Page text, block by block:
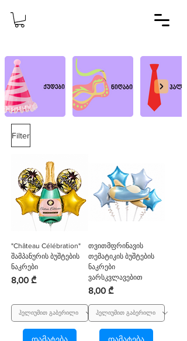
Filter
"Château Célébration"
შამპანურის ბუშტების
ნაკრები
Price
8,00 ₾
დამატება
თვითმფრინავის
თემატიკის ბუშტების
ნაკრები
ვარსკვლავებით
Price
8,00 ₾
დამატება